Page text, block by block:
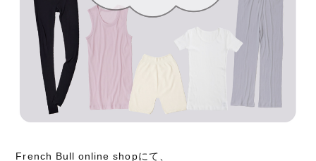
French Bull online shopにて、